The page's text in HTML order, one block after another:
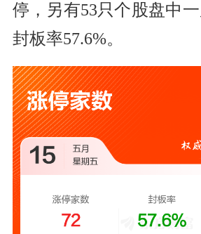
停，另有53只个股盘中一
封板率57.6%。